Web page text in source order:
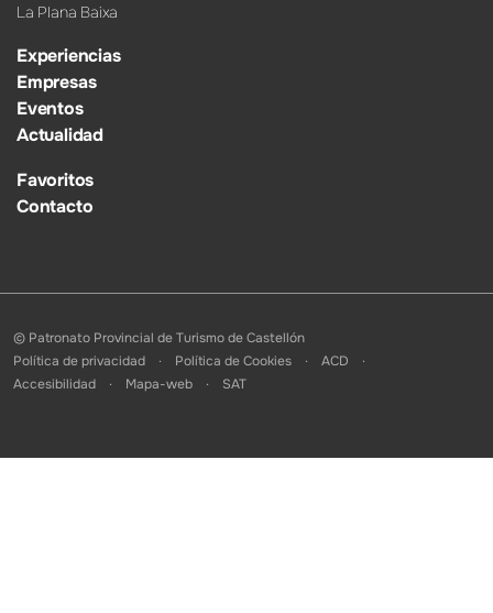
La Plana Baixa
Experiencias
Empresas
Eventos
Actualidad
Favoritos
Contacto
© Patronato Provincial de Turismo de Castellón
Política de privacidad
Política de Cookies
ACD
Accesibilidad
Mapa-web SAT